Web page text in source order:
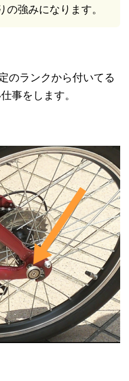
の強みになります。
のランクから付いてる
事をします。